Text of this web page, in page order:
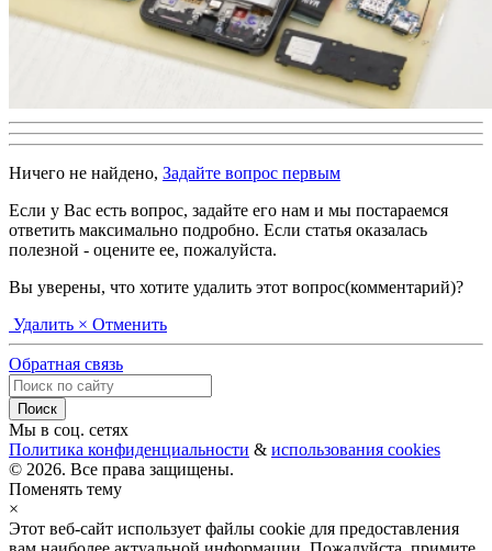
Ничего не найдено, Задайте вопрос первым
Если у Вас есть вопрос, задайте его нам и мы постараемся
ответить максимально подробно. Если статья оказалась
полезной - оцените ее, пожалуйста.
Вы уверены, что хотите удалить этот вопрос(комментарий)?
Удалить × Отменить
Обратная связь
Мы в соц. сетях
Политика конфиденциальности & использования cookies
© 2026. Все права защищены.
Поменять тему
×
Этот веб-сайт использует файлы cookie для предоставления